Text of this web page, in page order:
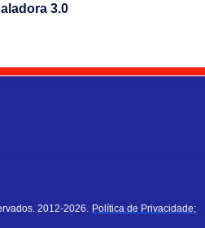
3.0
2012-2026. Política de Privacidade;